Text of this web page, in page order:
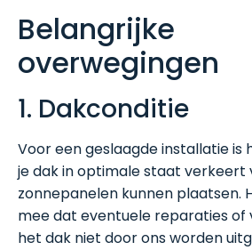
Belangrijke
overwegingen
1. Dakconditie
Voor een geslaagde installatie is
je dak in optimale staat verkeert
zonnepanelen kunnen plaatsen.
mee dat eventuele reparaties of
het dak niet door ons worden